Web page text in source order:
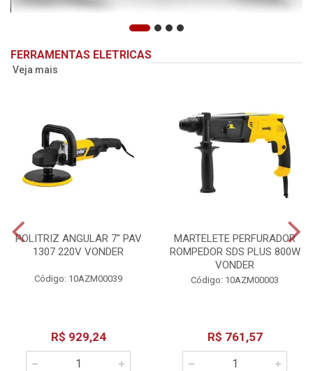
FERRAMENTAS ELETRICAS
Veja mais
POLITRIZ ANGULAR 7" PAV
1307 220V VONDER
Código: 10AZM00039
R$ 929,24
MARTELETE PERFURADOR
ROMPEDOR SDS PLUS 800W
VONDER
Código: 10AZM00003
R$ 761,57